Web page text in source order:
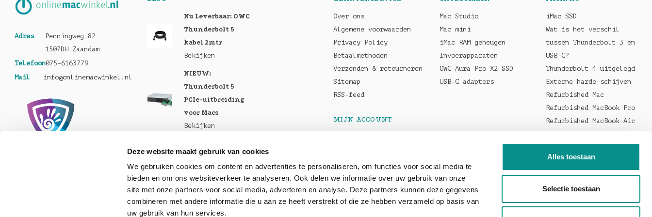
Deze website maakt gebruik van cookies
We gebruiken cookies om content en advertenties te personaliseren, om functies voor social media te
bieden en om ons websiteverkeer te analyseren. Ook delen we informatie over uw gebruik van onze
site met onze partners voor social media, adverteren en analyse. Deze partners kunnen deze gegevens
combineren met andere informatie die u aan ze heeft verstrekt of die ze hebben verzameld op basis van
uw gebruik van hun services.
Alles toestaan
Selectie toestaan
Adres
Penningweg 82
1507DH Zaandam
Telefoon075-6163779
Mail
info@onlinemacwinkel.nl
Nu Leverbaar: OWC
Thunderbolt 5
kabel 2mtr
Bekijken
NIEUW:
Thunderbolt 5
PCIe-uitbreiding
voor Macs
Bekijken
MacBook Pro M5
Pro en M5 Max
Bekijken
Nu leverbaar: OWC
Helios 5S
Over ons
Algemene voorwaarden
Privacy Policy
Betaalmethoden
Verzenden & retourneren
Sitemap
RSS-feed
MIJN ACCOUNT
Mijn tickets
Mac Studio
Mac mini
iMac RAM geheugen
Invoerapparaten
OWC Aura Pro X2 SSD
USB-C adapters
iMac SSD
Wat is het verschil
tussen Thunderbolt 3 en
USB-C?
Thunderbolt 4 uitgelegd
Externe harde schijven
Refurbished Mac
Refurbished MacBook Pro
Refurbished MacBook Air